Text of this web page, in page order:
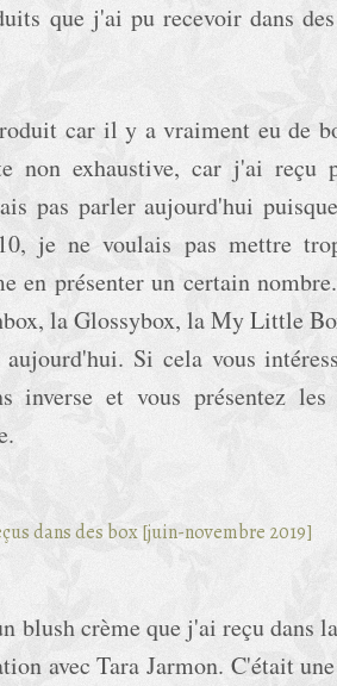
que j'ai pu recevoir dans
car il y a vraiment eu de
non exhaustive, car j'ai reçu
pas parler aujourd'hui
je ne voulais pas mettre
en présenter un certain
la Glossybox, la My Little
Si cela vous
inverse et vous présentez les
blush crème que j'ai reçu dans
avec Tara Jarmon. C'était